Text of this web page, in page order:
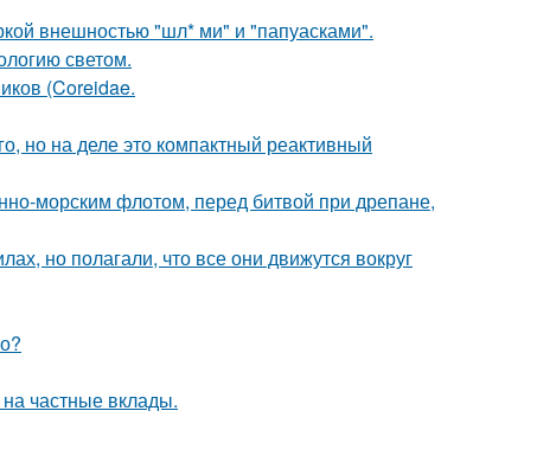
внешностью "шл* ми" и "папуасками".
светом.
(Coreidae.
но на деле это компактный реактивный
морским флотом, перед битвой при дрепане,
но полагали, что все они движутся вокруг
частные вклады.